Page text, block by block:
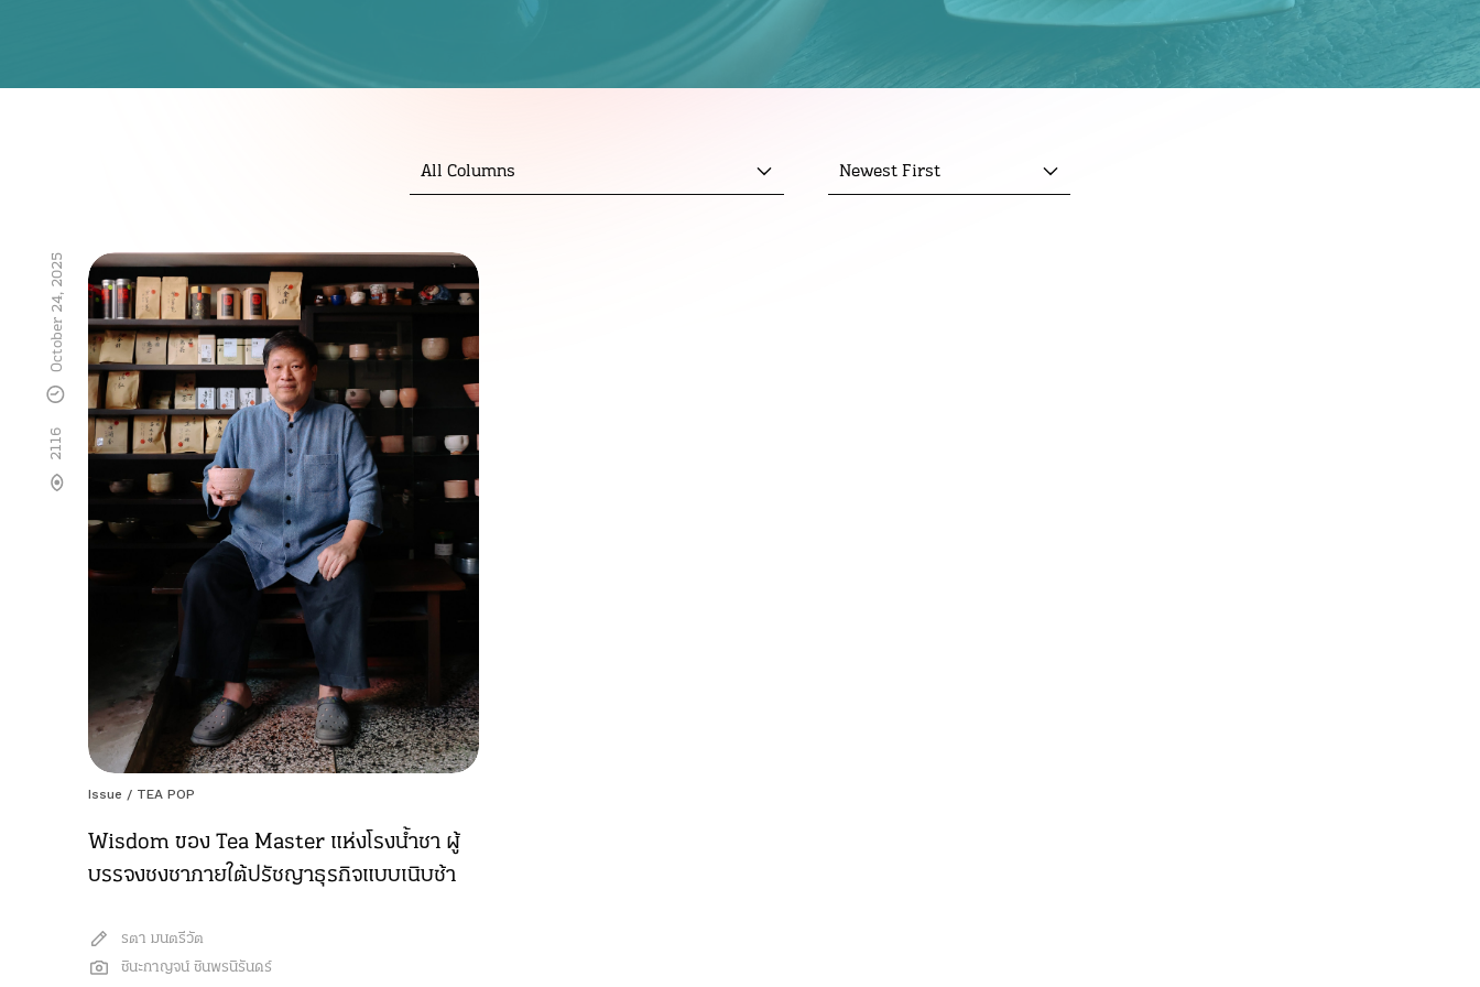
All Columns Newest First
Issue / TEA POP
Wisdom ของ Tea Master แห่งโรงน้ำชา ผู้
บรรจงชงชาภายใต้ปรัชญาธุรกิจแบบเนิบช้า
รตา มนตรีวัต
ชินะกาญจน์ ชินพรนิรันดร์
2116
October 24, 2025